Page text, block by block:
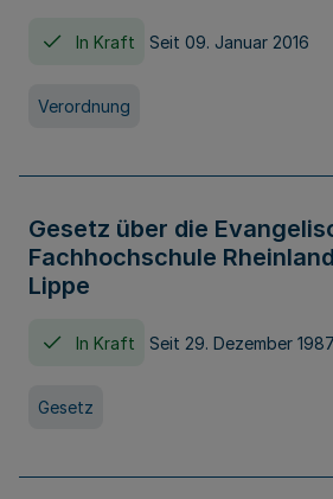
In Kraft Seit 09. Januar 2016
Verordnung
Gesetz über die
Fachhochschule
Lippe
In Kraft Seit 29. Dezember 1987
Gesetz